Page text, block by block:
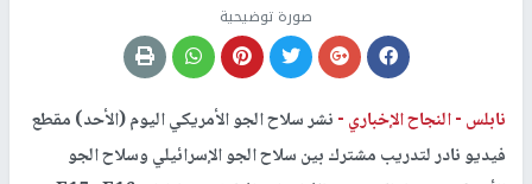
صورة توضيحية
نابلس -النجاح الإخباري -نشر سلاح الجو الأمريكي اليوم (الأحد) مقطع
فيديو نادر لتدريب مشترك بين سلاح الجو الإسرائيلي وسلاح الجو